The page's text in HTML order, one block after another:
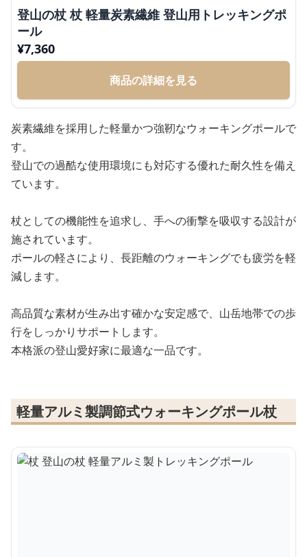
登山の杖 杖 軽量炭素繊維 登山用トレッキングポ
ール
¥7,360
商品の詳細を見る
炭素繊維を採用した軽量かつ強靭なウォーキングポールで
す。
登山での過酷な使用環境にも対応する優れた耐久性を備え
ています。
杖としての機能性を追求し、手への衝撃を吸収する設計が
施されています。
ポールの軽さにより、長距離のウォーキングでも疲労を軽
減します。
高品質な素材が生み出す確かな安定感で、山岳地帯での歩
行をしっかりサポートします。
本格派の登山愛好家に最適な一品です。
軽量アルミ製調節式ウォーキングポール杖